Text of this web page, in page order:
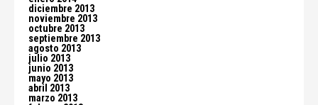
diciembre 2013
noviembre 2013
octubre 2013
septiembre 2013
agosto 2013
julio 2013
junio 2013
mayo 2013
abril 2013
marzo 2013